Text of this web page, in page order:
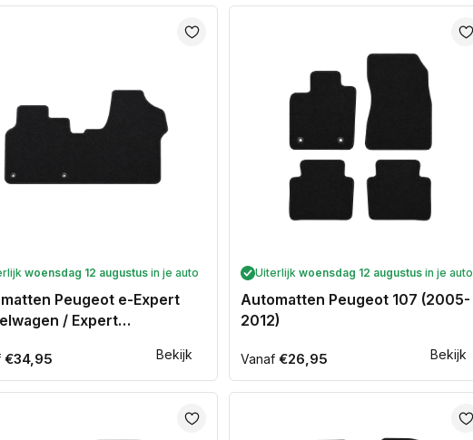
Bekijk
woensdag 12 augustus in je auto
Peugeot e-Expert
/ Expert
heden)
€34,95 Bekijk
Uiterlijk woensdag 12 augustus in je auto
Automatten Peugeot 107 (2005-
2012)
Normale
prijs
Vanaf €26,95